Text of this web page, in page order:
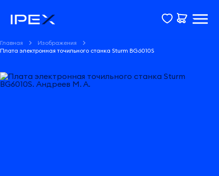
Главная
Изображения
Плата электронная точильного станка Sturm BG6010S